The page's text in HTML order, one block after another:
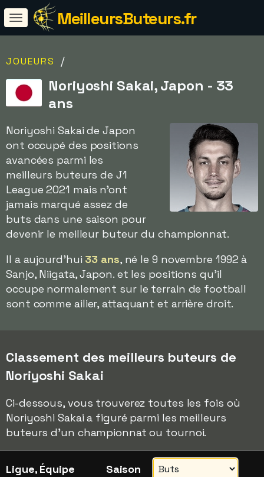
MeilleursButeurs.fr
JOUEURS /
Noriyoshi Sakai, Japon - 33
ans
Noriyoshi Sakai de Japon
ont occupé des positions
avancées parmi les
meilleurs buteurs de J1
League 2021 mais n'ont
jamais marqué assez de
buts dans une saison pour
devenir le meilleur buteur du championnat.
Il a aujourd'hui 33 ans, né le 9 novembre 1992 à
Sanjo, Niigata, Japon. et les positions qu'il
occupe normalement sur le terrain de football
sont comme ailier, attaquant et arrière droit.
Classement des meilleurs buteurs de
Noriyoshi Sakai
Ci-dessous, vous trouverez toutes les fois où
Noriyoshi Sakai a figuré parmi les meilleurs
buteurs d'un championnat ou tournoi.
Ligue, Équipe Saison